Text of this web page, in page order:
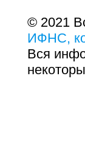
© 2021
ИФНС,
Вся